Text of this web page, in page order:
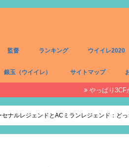
監督 ランキング ウイイレ2020
銀玉（ウイイレ） サイトマップ
やっぱり3CF
セナルレジェンドとACミランレジェンド：ど